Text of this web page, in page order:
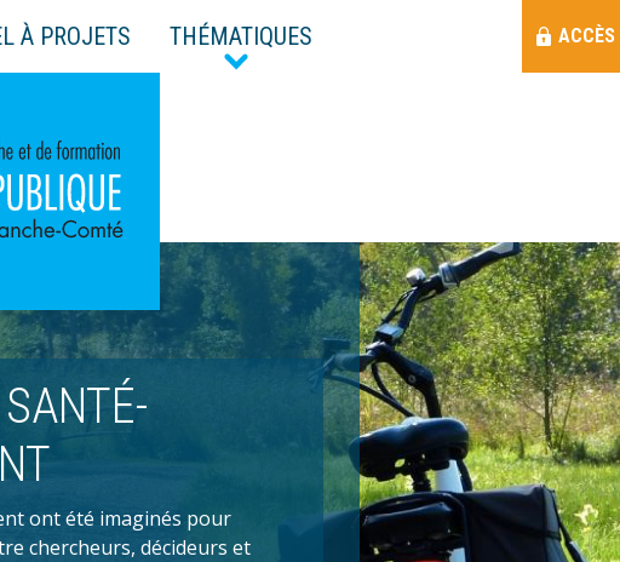
À PROJETS THÉMATIQUES ACCÈS
ont été imaginés pour
chercheurs, décideurs et